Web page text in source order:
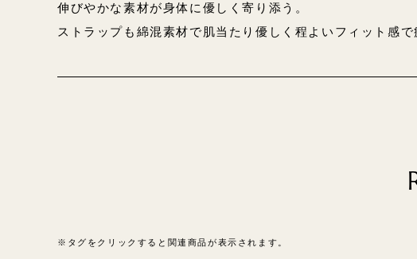
伸びやかな素材が身体に優しく寄り添う。
ストラップも綿混素材で肌当たり優しく程よいフィット感で
※タグをクリックすると関連商品が表示されます。